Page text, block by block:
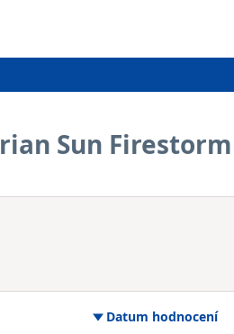
Sun Firestorm
Datum hodnocení